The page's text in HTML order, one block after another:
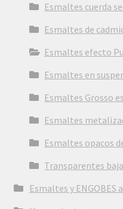
Esmaltes cuerda
Esmaltes de
Esmaltes efecto
Esmaltes en
Esmaltes Grosso
Esmaltes
Esmaltes opacos
Transparentes
Esmaltes y